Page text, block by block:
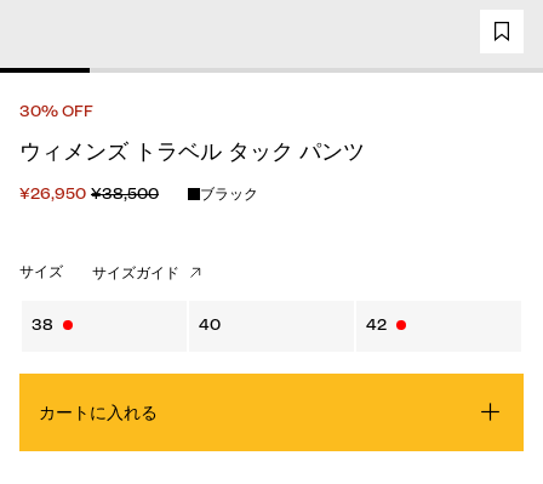
30% OFF
ウィメンズ トラベル タック パンツ
¥26,950 ¥38,500 ブラック
サイズ サイズガイド
38 40 42
カートに入れる